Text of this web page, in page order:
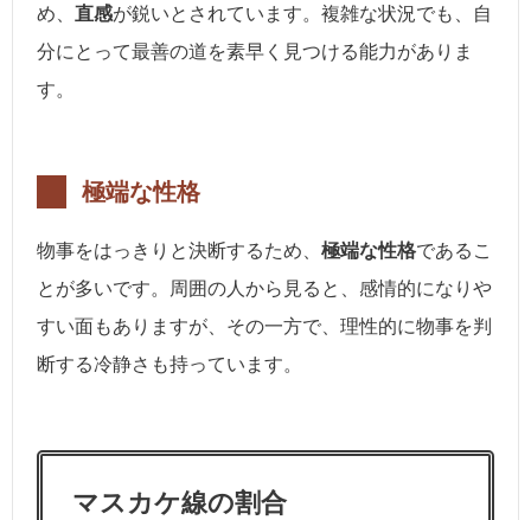
め、 直感が鋭いとされています。複雑な状況でも、自
分にとって最善の道を素早く見つける能力がありま
す。
極端な性格
物事をはっきりと決断するため、 極端な性格であるこ
とが多いです。周囲の人から見ると、感情的になりや
すい面もありますが、その一方で、理性的に物事を判
断する冷静さも持っています。
マスカケ線の割合